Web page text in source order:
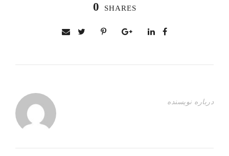
0 SHARES
درباره نویسنده